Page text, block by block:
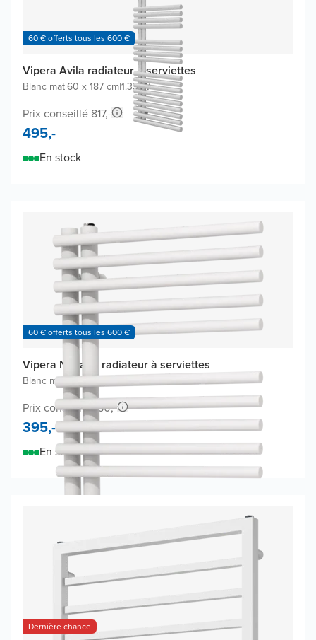
60 € offerts tous les 600 €
Vipera Avila radiateur à serviettes
Blanc mat|60 x 187 cm|1.331W
Prix conseillé 817,-
495,-
En stock
60 € offerts tous les 600 €
Vipera Nevada radiateur à serviettes
Blanc mat 50 x 180 cm|934W
Prix conseillé 660,-
395,-
En stock
Dernière chance